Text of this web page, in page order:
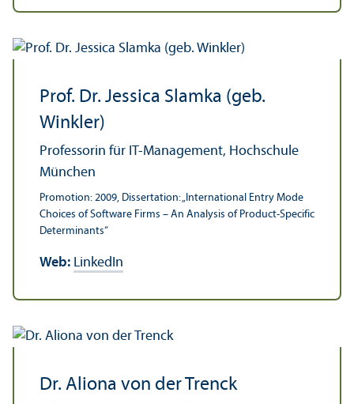
Prof. Dr. Jessica Slamka (geb.
Winkler)
Professorin für IT-Management, Hochschule
München
Promotion: 2009, Dissertation: „International Entry Mode
Choices of Software Firms – An Analysis of Product-Specific
Determinants“
Web: LinkedIn
Dr. Aliona von der Trenck